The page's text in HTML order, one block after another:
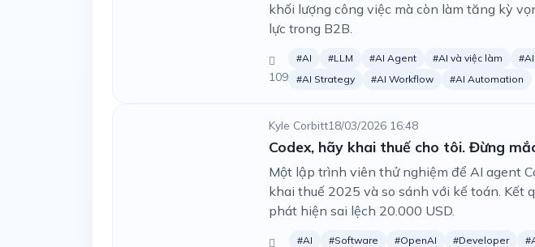
khối lượng công việc mà còn làm tăng kỳ
lực trong B2B.
109
#AI #LLM #AI Agent #AI và việc làm
#AI Strategy
#AI Workflow #AI Automation
Kyle Corbitt18/03/2026 16:48
Codex, hãy khai thuế cho tôi. Đừng
Một lập trình viên thử nghiệm để AI agent
khai thuế 2025 và so sánh với kế toán. Kết
phát hiện sai lệch 20.000 USD.
#AI #Software #OpenAI #Developer